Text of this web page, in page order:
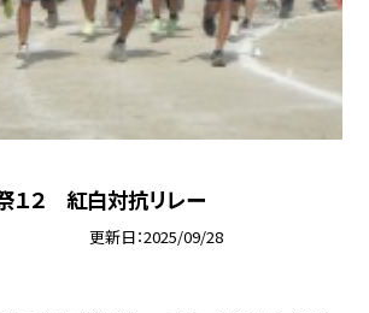
１２ 紅白対抗リレー
更新日 2025/09/28